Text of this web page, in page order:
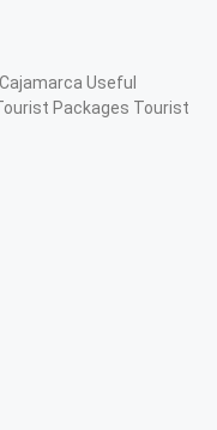
Useful
Packages Tourist